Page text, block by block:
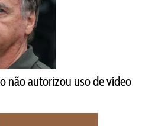
não autorizou uso de vídeo